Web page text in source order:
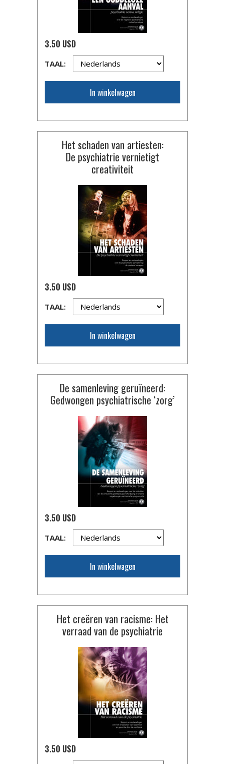
3.50 USD
TAAL:
In winkelwagen
Het schaden van artiesten:
De psychiatrie vernietigt
creativiteit
3.50 USD
TAAL:
In winkelwagen
De samenleving geruïneerd:
Gedwongen psychiatrische ‘zorg’
3.50 USD
TAAL:
In winkelwagen
Het creëren van racisme: Het
verraad van de psychiatrie
3.50 USD